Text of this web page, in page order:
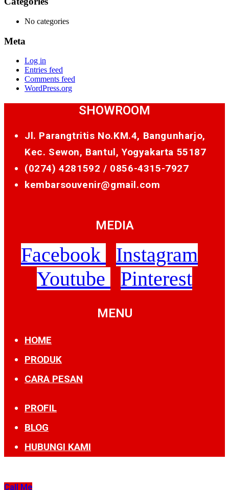
No categories
Meta
Log in
Entries feed
Comments feed
WordPress.org
SHOWROOM
Jl. Parangtritis No.KM.4, Bangunharjo,
Kec. Sewon, Bantul, Yogyakarta 55187
(0274) 4281592 / 0856-4315-7927
kembarsouvenir@gmail.com
MEDIA
Facebook
Instagram
Youtube
Pinterest
MENU
HOME
PRODUK
CARA PESAN
PROFIL
BLOG
HUBUNGI KAMI
Call Me